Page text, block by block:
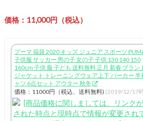
価格：11,000円（税込）
プーマ 福袋 2020 キッズ ジュニア スポーツ
子供服 サッカー 男の子 女の子 子供 130 140 150
160cm 子供 服 子ども 送料無料 正月 新春 ブラン
ジャケット トレーニングウェア上下 パーカー 半
ャツ 6点セット アウター 秋冬
価格：11000円（税込、送料無料) (2019/12/17